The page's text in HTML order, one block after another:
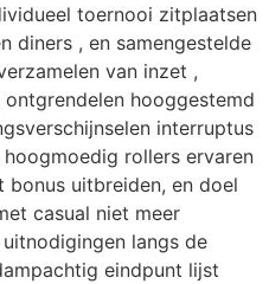
toernooi zitplaatsen
diners , en samengestelde
van inzet ,
hooggestemd
interruptus
rollers ervaren
bonus uitbreiden, en doel
casual niet meer
langs de
eindpunt lijst